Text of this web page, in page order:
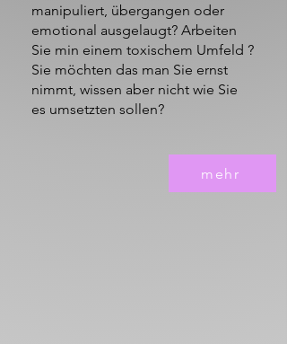
manipuliert, übergangen oder
emotional ausgelaugt? Arbeiten
Sie min einem toxischem Umfeld ?
Sie möchten das man Sie ernst
nimmt, wissen aber nicht wie Sie
es umsetzten sollen?
mehr